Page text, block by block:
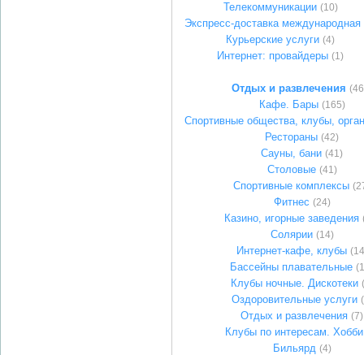
Телекоммуникации (10)
Экспресс-доставка международная
Курьерские услуги (4)
Интернет: провайдеры (1)
Отдых и развлечения
Кафе. Бары (165)
Спортивные общества, клубы,
Рестораны (42)
Сауны, бани (41)
Столовые (41)
Спортивные комплексы
Фитнес (24)
Казино, игорные заведения
Солярии (14)
Интернет-кафе, клубы
Бассейны плавательные
Клубы ночные. Дискотеки
Оздоровительные услуги
Отдых и развлечения (7)
Клубы по интересам. Хобби
Бильярд (4)